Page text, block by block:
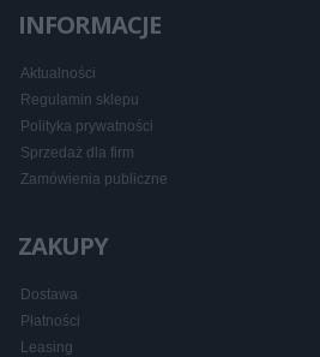
INFORMACJE
Aktualności
Regulamin sklepu
Polityka prywatności
Sprzedaż dla firm
Zamówienia publiczne
ZAKUPY
Dostawa
Płatności
Leasing